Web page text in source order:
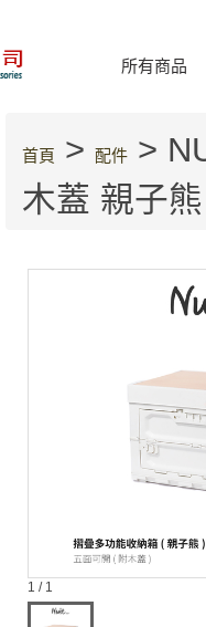
所有商品
首頁 > 配件 >
木蓋 親子
1 / 1